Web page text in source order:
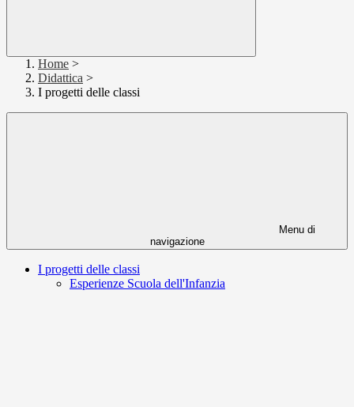
Home >
Didattica >
I progetti delle classi
Menu di
navigazione
I progetti delle classi
Esperienze Scuola dell'Infanzia